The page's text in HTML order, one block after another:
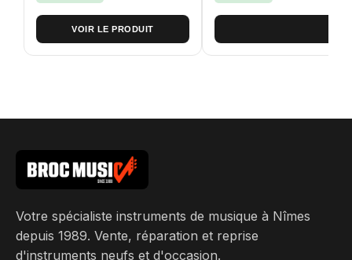
VOIR LE PRODUIT
Votre spécialiste instruments de musique à Nîmes
depuis 1989. Vente, réparation et reprise
d'instruments neufs et d'occasion.